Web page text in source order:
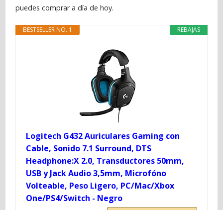
puedes comprar a día de hoy.
REBAJAS
BESTSELLER NO. 1
Logitech G432 Auriculares Gaming con
Cable, Sonido 7.1 Surround, DTS
Headphone:X 2.0, Transductores 50mm,
USB y Jack Audio 3,5mm, Microfóno
Volteable, Peso Ligero, PC/Mac/Xbox
One/PS4/Switch - Negro